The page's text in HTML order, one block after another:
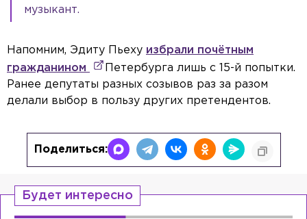
музыкант.
Напомним, Эдиту Пьеху избрали почётным
гражданином
Петербурга лишь с 15-й попытки.
Ранее депутаты разных созывов раз за разом
делали выбор в пользу других претендентов.
Поделиться:
Будет интересно